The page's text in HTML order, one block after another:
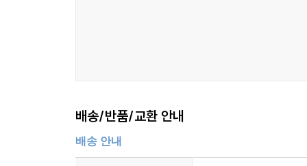
배송/반품/교환 안내
배송 안내